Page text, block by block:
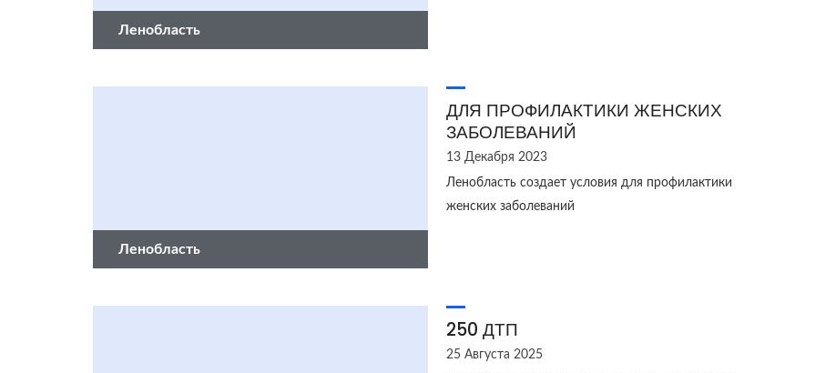
Ленобласть
Ленобласть
ДЛЯ ПРОФИЛАКТИКИ ЖЕНСКИХ
ЗАБОЛЕВАНИЙ
13 Декабря 2023
Ленобласть создает условия для профилактики
женских заболеваний
250 ДТП
25 Августа 2025